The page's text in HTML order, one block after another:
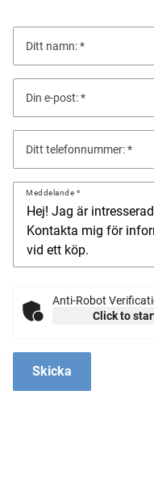
Ditt namn:
Din e-post:
Ditt telefonnummer:
Meddelande
Anti-Robot
Click to
Skicka